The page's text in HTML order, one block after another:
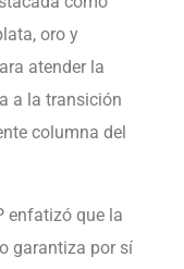
oro y
atender la
a la transición
columna del
enfatizó que la
garantiza por sí